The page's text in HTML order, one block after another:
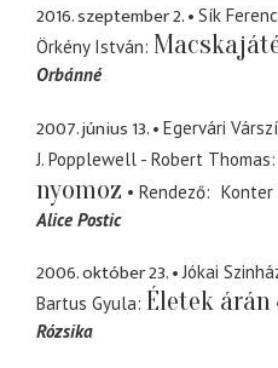
2016. szeptember 2.
Sík
Örkény István
Orbánné
2007. június 13.
Egervári
J. Popplewell - Robert Thomas
nyomoz
Rendező
Konter
Alice Postic
2006. október 23.
Jókai
Bartus Gyula Életek árán
Rózsika